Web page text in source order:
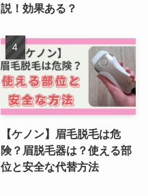
説！効果ある？
【ケノン】眉毛脱毛は危
険？眉脱毛器は？使える部
位と安全な代替方法